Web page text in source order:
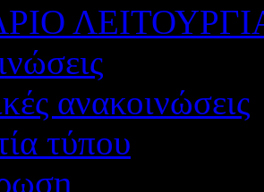
ανακοινώσεις
τύπου